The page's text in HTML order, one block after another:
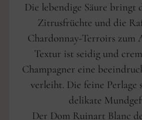
Die lebendige Säure bringt
Zitrusfrüchte und die
Chardonnay-Terroirs zum
Textur ist seidig und
Champagner eine
verleiht. Die feine Perlage
delikate
Der Dom Ruinart Blanc